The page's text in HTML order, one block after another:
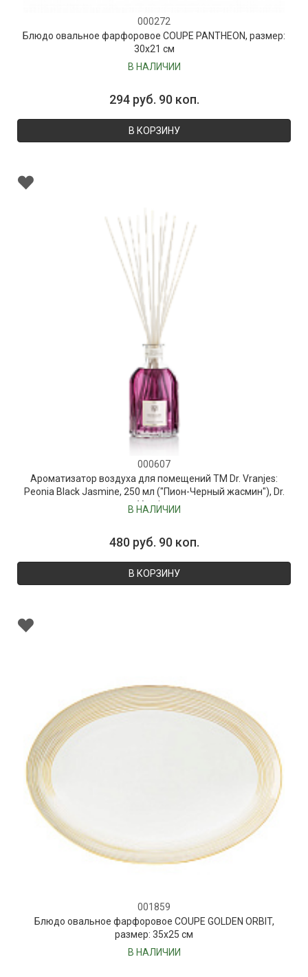
000272
Блюдо овальное фарфоровое COUPE PANTHEON, размер:
30х21 см
В НАЛИЧИИ
294 руб. 90 коп.
В КОРЗИНУ
000607
Ароматизатор воздуха для помещений ТМ Dr. Vranjes:
Peonia Black Jasmine, 250 мл ("Пион-Черный жасмин"), Dr.
Vranjes
В НАЛИЧИИ
480 руб. 90 коп.
В КОРЗИНУ
001859
Блюдо овальное фарфоровое COUPE GOLDEN ORBIT,
размер: 35х25 см
В НАЛИЧИИ